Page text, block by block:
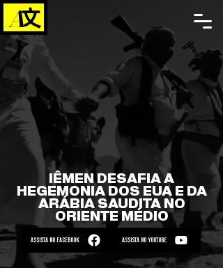
IÊMEN DESAFIA A
HEGEMONIA DOS EUA E DA
ARÁBIA SAUDITA NO
ORIENTE MÉDIO
ASSISTA NO FACEBOOK ASSISTA NO YOUTUBE